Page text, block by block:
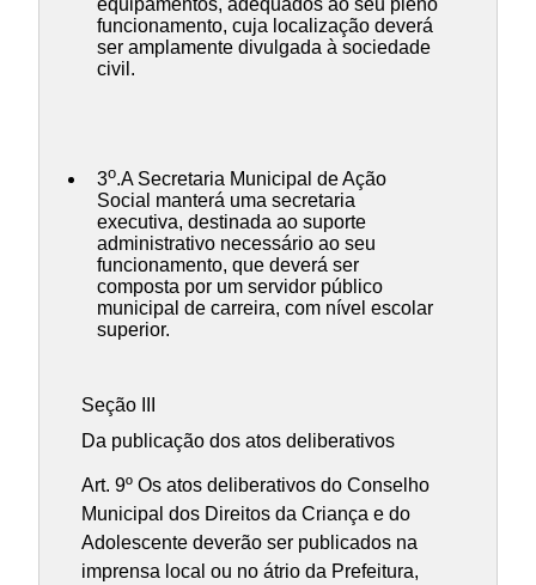
funcionamento, cuja localização deverá
ser amplamente divulgada à sociedade
civil.
3o.A Secretaria Municipal de Ação
Social manterá uma secretaria
executiva, destinada ao suporte
administrativo necessário ao seu
funcionamento, que deverá ser
composta por um servidor público
municipal de carreira, com nível escolar
superior.
Seção III
Da publicação dos atos deliberativos
Art. 9º Os atos deliberativos do Conselho
Municipal dos Direitos da Criança e do
Adolescente deverão ser publicados na
imprensa local ou no átrio da Prefeitura,